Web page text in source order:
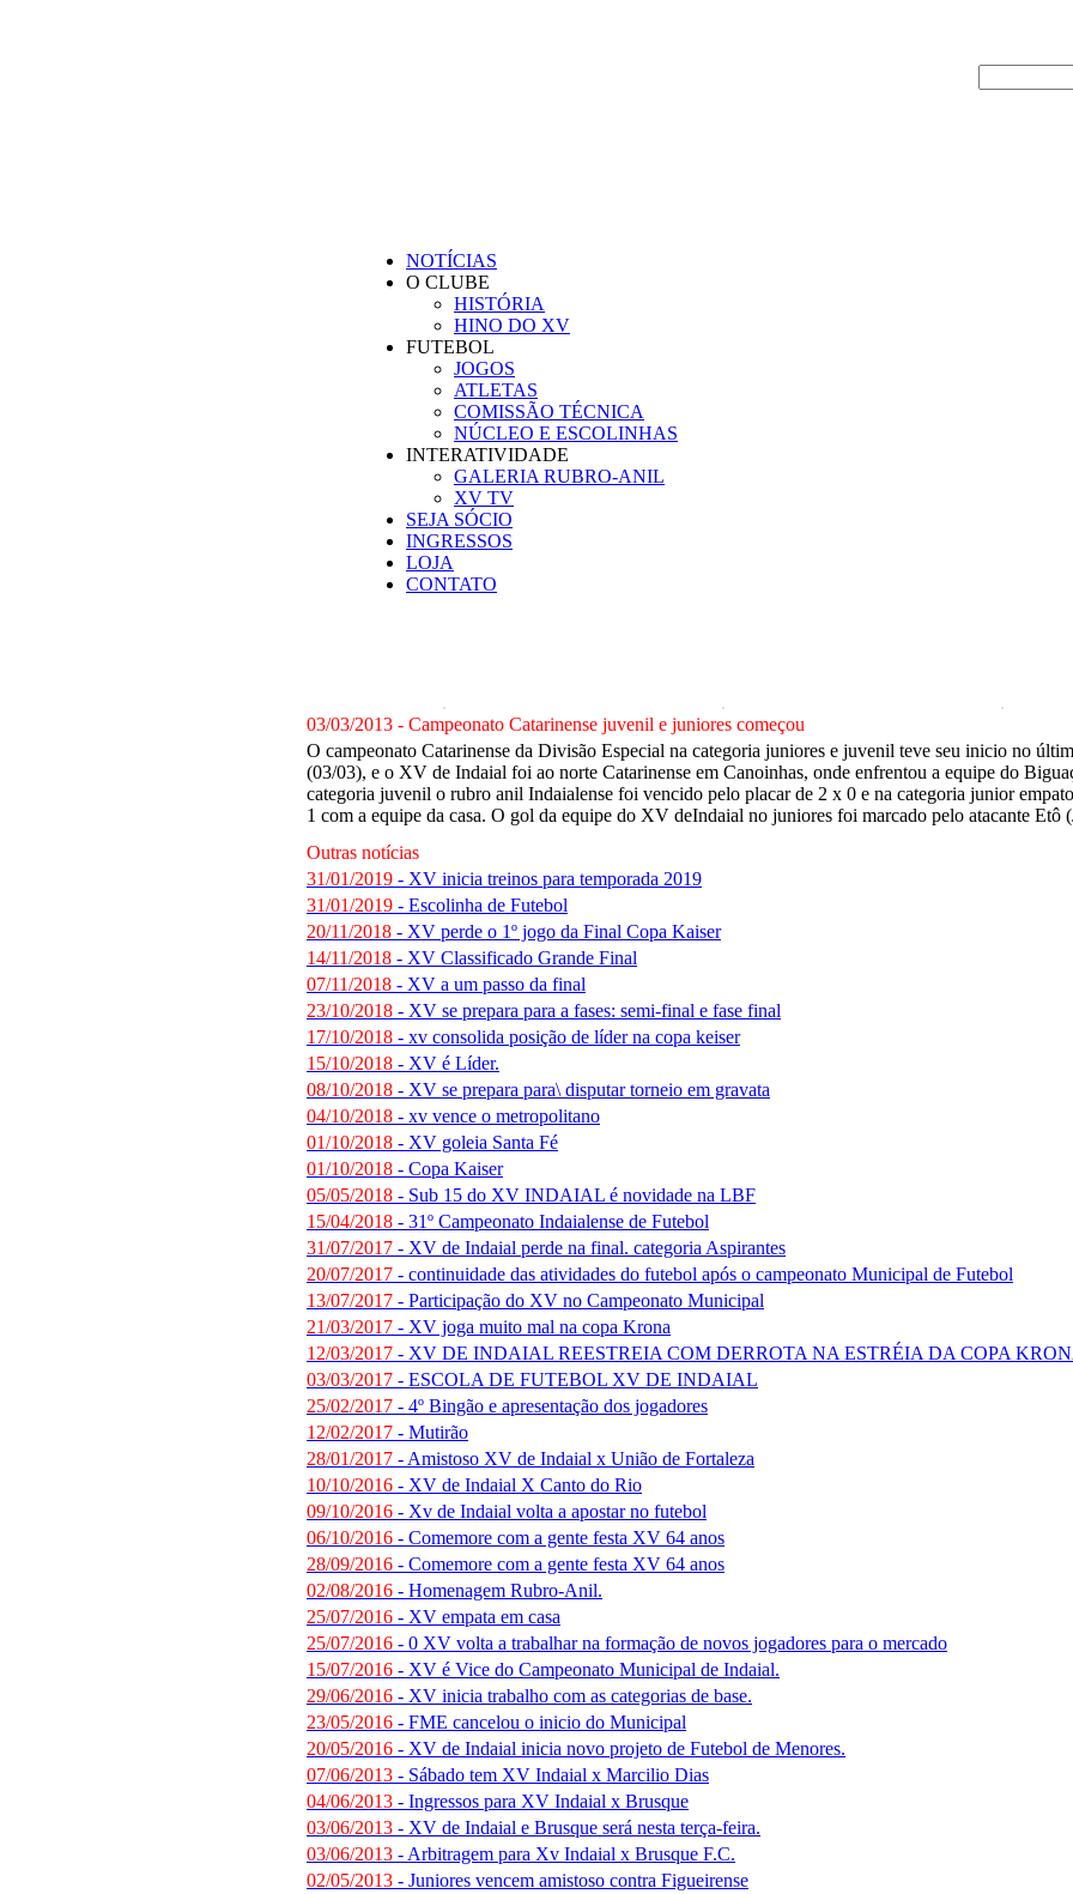
NOTÍCIAS
O CLUBE
HISTÓRIA
HINO DO XV
FUTEBOL
JOGOS
ATLETAS
COMISSÃO TÉCNICA
NÚCLEO E ESCOLINHAS
INTERATIVIDADE
GALERIA RUBRO-ANIL
XV TV
SEJA SÓCIO
INGRESSOS
LOJA
CONTATO
03/03/2013 - Campeonato Catarinense juvenil e juniores começou
O campeonato Catarinense da Divisão Especial na categoria juniores e juvenil teve seu inicio no
(03/03), e o XV de Indaial foi ao norte Catarinense em Canoinhas, onde enfrentou a equipe do
categoria juvenil o rubro anil Indaialense foi vencido pelo placar de 2 x 0 e na categoria junior
1 com a equipe da casa. O gol da equipe do XV deIndaial no juniores foi marcado pelo atacante Etô
Outras notícias
31/01/2019 - XV inicia treinos para temporada 2019
31/01/2019 - Escolinha de Futebol
20/11/2018 - XV perde o 1º jogo da Final Copa Kaiser
14/11/2018 - XV Classificado Grande Final
07/11/2018 - XV a um passo da final
23/10/2018 - XV se prepara para a fases: semi-final e fase final
17/10/2018 - xv consolida posição de líder na copa keiser
15/10/2018 - XV é Líder.
08/10/2018 - XV se prepara para\ disputar torneio em gravata
04/10/2018 - xv vence o metropolitano
01/10/2018 - XV goleia Santa Fé
01/10/2018 - Copa Kaiser
05/05/2018 - Sub 15 do XV INDAIAL é novidade na LBF
15/04/2018 - 31º Campeonato Indaialense de Futebol
31/07/2017 - XV de Indaial perde na final. categoria Aspirantes
20/07/2017 - continuidade das atividades do futebol após o campeonato Municipal de Futebol
13/07/2017 - Participação do XV no Campeonato Municipal
21/03/2017 - XV joga muito mal na copa Krona
12/03/2017 - XV DE INDAIAL REESTREIA COM DERROTA NA ESTRÉIA DA COPA
03/03/2017 - ESCOLA DE FUTEBOL XV DE INDAIAL
25/02/2017 - 4º Bingão e apresentação dos jogadores
12/02/2017 - Mutirão
28/01/2017 - Amistoso XV de Indaial x União de Fortaleza
10/10/2016 - XV de Indaial X Canto do Rio
09/10/2016 - Xv de Indaial volta a apostar no futebol
06/10/2016 - Comemore com a gente festa XV 64 anos
28/09/2016 - Comemore com a gente festa XV 64 anos
02/08/2016 - Homenagem Rubro-Anil.
25/07/2016 - XV empata em casa
25/07/2016 - 0 XV volta a trabalhar na formação de novos jogadores para o mercado
15/07/2016 - XV é Vice do Campeonato Municipal de Indaial.
29/06/2016 - XV inicia trabalho com as categorias de base.
23/05/2016 - FME cancelou o inicio do Municipal
20/05/2016 - XV de Indaial inicia novo projeto de Futebol de Menores.
07/06/2013 - Sábado tem XV Indaial x Marcilio Dias
04/06/2013 - Ingressos para XV Indaial x Brusque
03/06/2013 - XV de Indaial e Brusque será nesta terça-feira.
03/06/2013 - Arbitragem para Xv Indaial x Brusque F.C.
02/05/2013 - Juniores vencem amistoso contra Figueirense